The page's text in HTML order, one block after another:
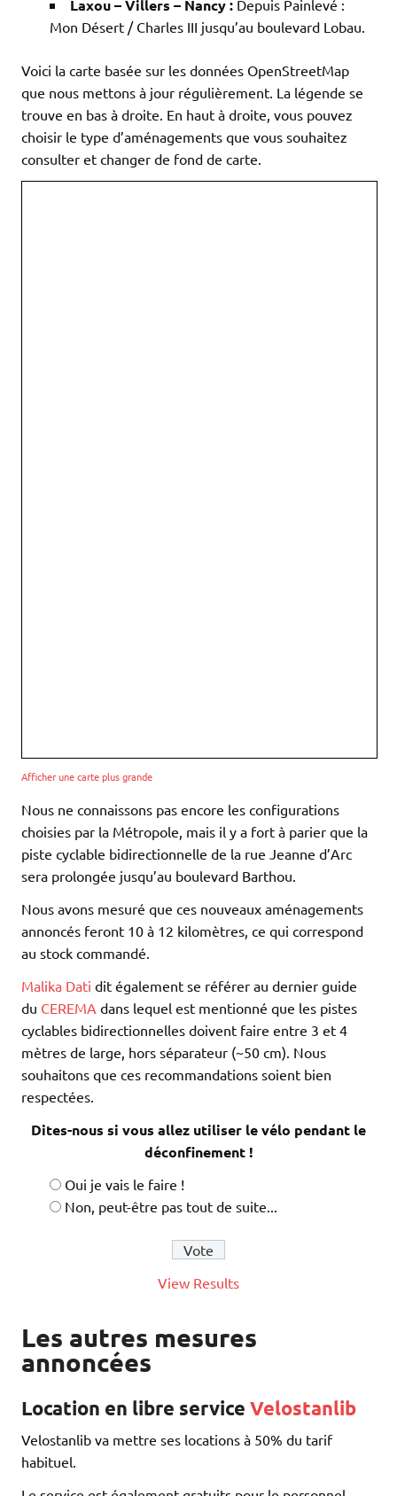
Laxou – Villers – Nancy : Depuis Painlevé :
Mon Désert / Charles III jusqu’au boulevard Lobau.
Voici la carte basée sur les données OpenStreetMap
que nous mettons à jour régulièrement. La légende se
trouve en bas à droite. En haut à droite, vous pouvez
choisir le type d’aménagements que vous souhaitez
consulter et changer de fond de carte.
Afficher une carte plus grande
Nous ne connaissons pas encore les configurations
choisies par la Métropole, mais il y a fort à parier que la
piste cyclable bidirectionnelle de la rue Jeanne d’Arc
sera prolongée jusqu’au boulevard Barthou.
Nous avons mesuré que ces nouveaux aménagements
annoncés feront 10 à 12 kilomètres, ce qui correspond
au stock commandé.
Malika Dati dit également se référer au dernier guide
du CEREMA dans lequel est mentionné que les pistes
cyclables bidirectionnelles doivent faire entre 3 et 4
mètres de large, hors séparateur (~50 cm). Nous
souhaitons que ces recommandations soient bien
respectées.
Dites-nous si vous allez utiliser le vélo pendant le
déconfinement !
Oui je vais le faire !
Non, peut-être pas tout de suite...
View Results
Les autres mesures
annoncées
Location en libre service Velostanlib
Velostanlib va mettre ses locations à 50% du tarif
habituel.